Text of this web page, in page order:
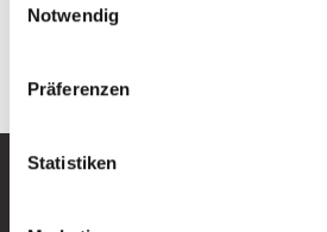
Notwendig
Präferenzen
Statistiken
Kontakt
Hier ist immer